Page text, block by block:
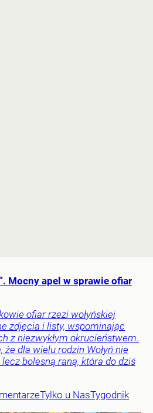
Mocny apel w sprawie ofiar
ofiar rzezi wołyńskiej
zdjęcia i listy, wspominając
z niezwykłym okrucieństwem.
dla wielu rodzin Wołyń nie
bolesną raną, która do dziś
Tylko u NasTygodnik